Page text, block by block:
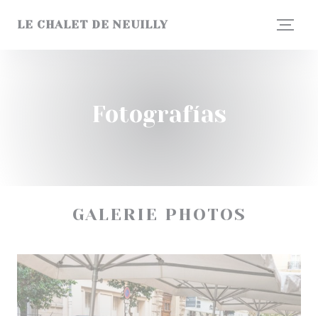
LE CHALET DE NEUILLY
Fotografías
GALERIE PHOTOS